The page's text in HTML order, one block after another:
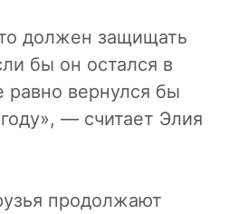
должен защищать
бы он остался в
равно вернулся бы
— считает Элия
продолжают